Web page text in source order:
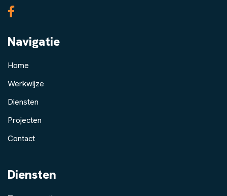
Navigatie
Home
Werkwijze
Diensten
Projecten
Contact
Diensten